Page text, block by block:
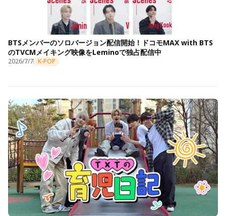
BTSメンバーのソロバージョン配信開始！ドコモMAX with BTS
のTVCMメイキング映像をLeminoで独占配信中
2026/7/7 K-POP